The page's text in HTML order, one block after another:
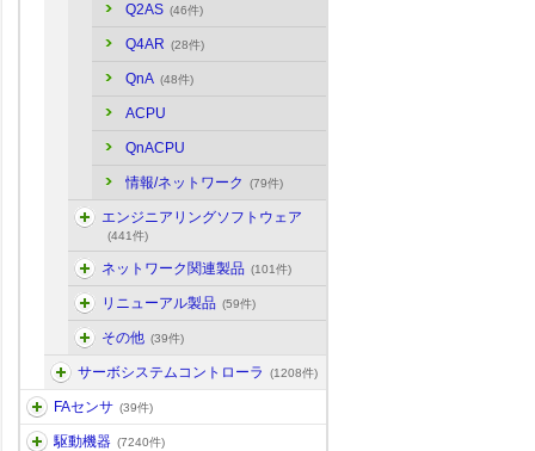
Q2AS (46件)
Q4AR (28件)
QnA (48件)
ACPU
QnACPU
情報/ネットワーク (79件)
エンジニアリングソフトウェア
(441件)
ネットワーク関連製品 (101件)
リニューアル製品 (59件)
その他 (39件)
サーボシステムコントローラ (1208件)
FAセンサ (39件)
駆動機器 (7240件)